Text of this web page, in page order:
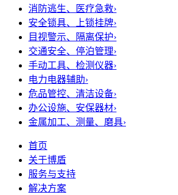
消防逃生、医疗急救›
安全锁具、上锁挂牌›
目视警示、隔离保护›
交通安全、停泊管理›
手动工具、检测仪器›
电力电器辅助›
危品管控、清洁设备›
办公设施、安保器材›
金属加工、测量、磨具›
首页
关于博盾
服务与支持
解决方案